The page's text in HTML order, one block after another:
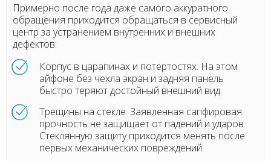
Примерно после года даже самого аккуратного
обращения приходится обращаться в сервисный
центр за устранением внутренних и внешних
дефектов:
Корпус в царапинах и потертостях. На этом
айфоне без чехла экран и задняя панель
быстро теряют достойный внешний вид.
Трещины на стекле. Заявленная сапфировая
прочность не защищает от падений и ударов.
Стеклянную защиту приходится менять после
первых механических повреждений.